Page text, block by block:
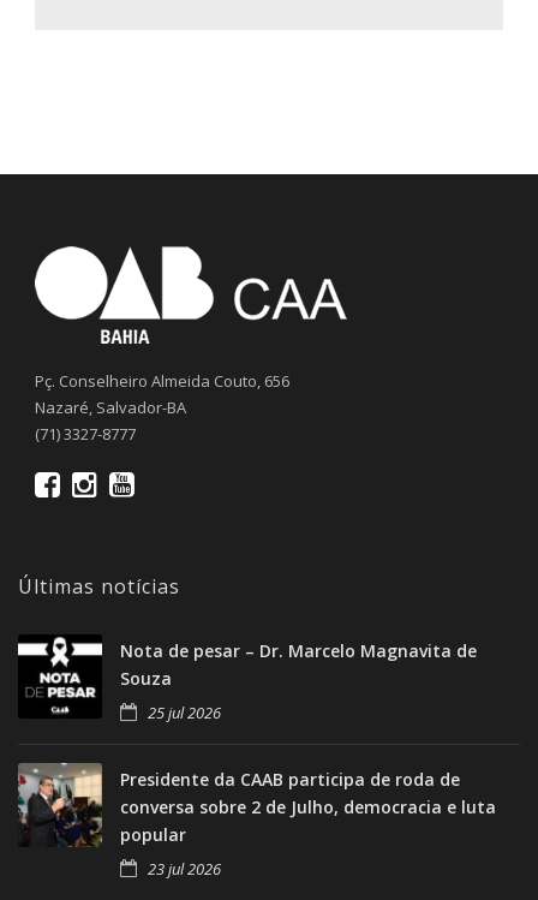
Pç. Conselheiro Almeida Couto, 656
Nazaré, Salvador-BA
(71) 3327-8777
Últimas notícias
Nota de pesar – Dr. Marcelo Magnavita de
Souza
25 jul 2026
Presidente da CAAB participa de roda de
conversa sobre 2 de Julho, democracia e luta
popular
23 jul 2026